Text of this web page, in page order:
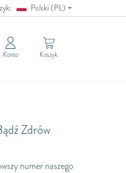
Polski (PL)
Pусский (RU)
Lietuvių (LT)
Konto Koszyk
Zdrów
numer naszego